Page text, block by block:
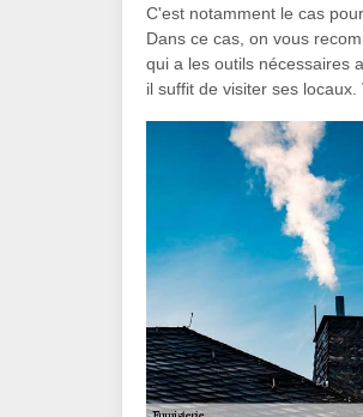
C'est notamment le cas
Dans ce cas, on vous
qui a les outils nécessaires
il suffit de visiter ses